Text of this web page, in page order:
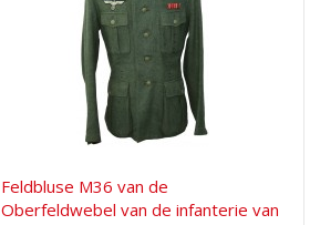
Feldbluse M36 van de
Oberfeldwebel van de infanterie van